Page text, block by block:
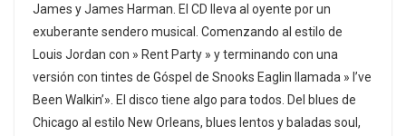
James y James Harman. El CD lleva al oyente por un
exuberante sendero musical. Comenzando al estilo de
Louis Jordan con » Rent Party » y terminando con una
versión con tintes de Góspel de Snooks Eaglin llamada » I’ve
Been Walkin’». El disco tiene algo para todos. Del blues de
Chicago al estilo New Orleans, blues lentos y baladas soul,